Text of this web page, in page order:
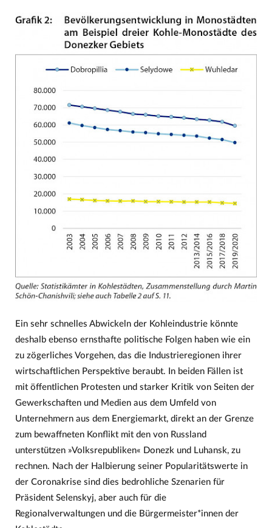
Ein sehr schnelles Abwickeln der Kohleindustrie könnte
deshalb ebenso ernsthafte politische Folgen haben wie ein
zu zögerliches Vorgehen, das die Industrieregionen ihrer
wirtschaftlichen Perspektive beraubt. In beiden Fällen ist
mit öffentlichen Protesten und starker Kritik von Seiten der
Gewerkschaften und Medien aus dem Umfeld von
Unternehmern aus dem Energiemarkt, direkt an der Grenze
zum bewaffneten Konflikt mit den von Russland
unterstützen »Volksrepubliken« Donezk und Luhansk, zu
rechnen. Nach der Halbierung seiner Popularitätswerte in
der Coronakrise sind dies bedrohliche Szenarien für
Präsident Selenskyj, aber auch für die
Regionalverwaltungen und die Bürgermeister*innen der